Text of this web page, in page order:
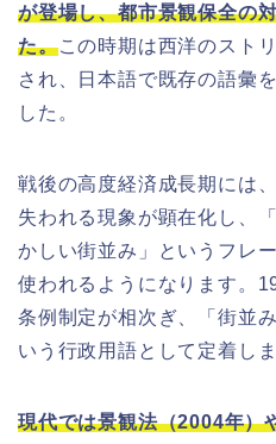
が登場し、都市景観保全の
た。この時期は西洋のスト
され、日本語で既存の語彙
した。
戦後の高度経済成長期には
失われる現象が顕在化し、
かしい街並み」というフレ
使われるようになります。
条例制定が相次ぎ、「街並
いう行政用語として定着しま
現代では景観法（2004年）